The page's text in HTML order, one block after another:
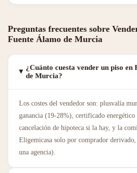
Preguntas frecuentes sobre
Fuente Álamo de Murcia
¿Cuánto cuesta vender un piso en
de Murcia?
Los costes del vendedor son: plusvalía
ganancia (19-28%), certificado
cancelación de hipoteca si la hay, y la
Eligemicasa solo por comprador
una agencia).